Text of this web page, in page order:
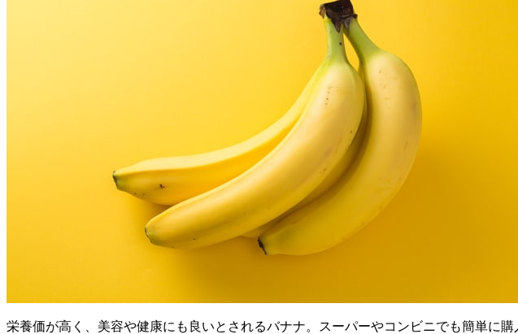
栄養価が高く、美容や健康にも良いとされるバナナ。スーパーやコンビニでも簡単に